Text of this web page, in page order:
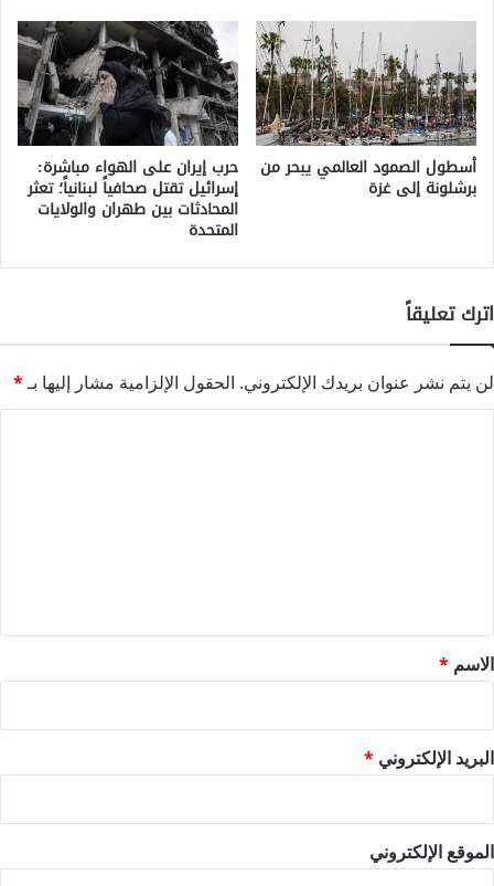
أسطول الصمود العالمي يبحر من
برشلونة إلى غزة
حرب إيران على الهواء مباشرة:
إسرائيل تقتل صحافياً لبنانياً؛ تعثر
المحادثات بين طهران والولايات
المتحدة
اترك تعليقاً
لن يتم نشر عنوان بريدك الإلكتروني. الحقول الإلزامية مشار إليها بـ*
*
الاسم *
البريد الإلكتروني *
الموقع الإلكتروني